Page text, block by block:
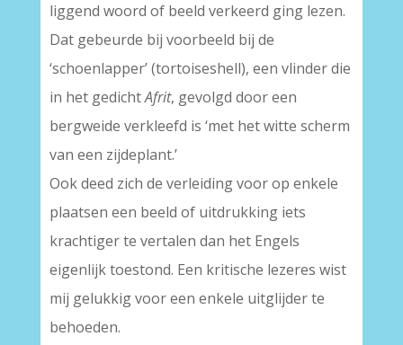
liggend woord of beeld verkeerd ging lezen.
Dat gebeurde bij voorbeeld bij de
‘schoenlapper’ (tortoiseshell), een vlinder die
in het gedichtAfrit, gevolgd door een
bergweide verkleefd is ‘met het witte scherm
van een zijdeplant.’
Ook deed zich de verleiding voor op enkele
plaatsen een beeld of uitdrukking iets
krachtiger te vertalen dan het Engels
eigenlijk toestond. Een kritische lezeres wist
mij gelukkig voor een enkele uitglijder te
behoeden.